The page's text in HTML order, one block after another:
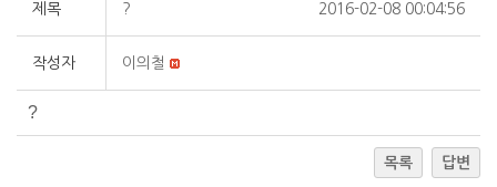
제목 ? 2016-02-08 00:04:56
작성자 이의철
?
목록 답변